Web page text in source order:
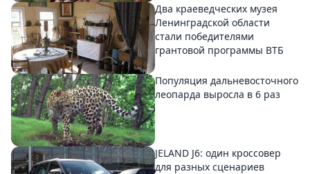
Два краеведческих музея
Ленинградской области
стали победителями
грантовой программы ВТБ
Популяция дальневосточного
леопарда выросла в 6 раз
JELAND J6: один кроссовер
для разных сценариев